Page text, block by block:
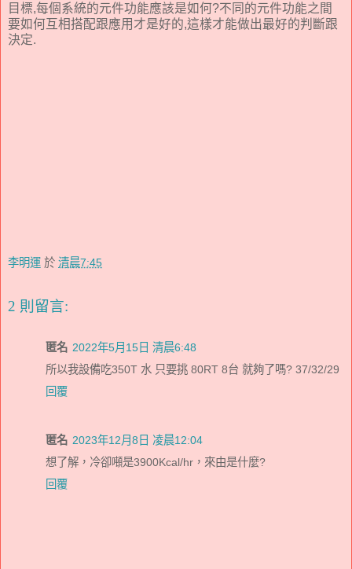
目標,每個系統的元件功能應該是如何?不同的元件功能之間
要如何互相搭配跟應用才是好的,這樣才能做出最好的判斷跟
決定.
李明運 於 清晨7:45
2 則留言:
匿名 2022年5月15日 清晨6:48
所以我設備吃350T 水 只要挑 80RT 8台 就夠了嗎? 37/32/29
回覆
匿名 2023年12月8日 凌晨12:04
想了解，冷卻噸是3900Kcal/hr，來由是什麼?
回覆